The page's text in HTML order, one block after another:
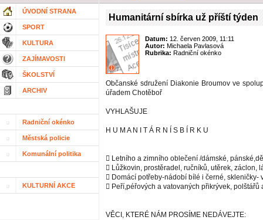
ÚVODNÍ STRANA
SPORT
KULTURA
ZAJÍMAVOSTI
ŠKOLSTVÍ
ARCHIV
Radniční okénko
Městská policie
Komunální politika
KULTURNÍ AKCE
Humanitární sbírka už příští týden
Datum: 12. červen 2009, 11:11
Autor: Michaela Pavlasová
Rubrika: Radniční okénko
Občanské sdružení Diakonie Broumov ve
úřadem Chotěboř
VYHLAŠUJE
H U M A N I T Á R N Í S B Í R K U
 Letního a zimního oblečení /dámské,
 Lůžkovin, prostěradel, ručníků, utěrek, záclon,
 Domácí potřeby-nádobí bílé i černé, skleničky-
 Peří,péřových a vatovaných přikrývek, polštářů
VĚCI, KTERÉ NÁM PROSÍME NEDÁVEJTE: